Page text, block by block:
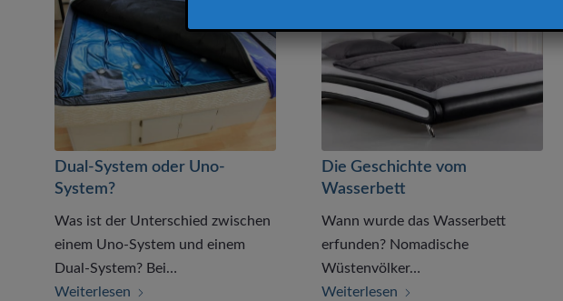
Dual-System oder Uno-
System?
Was ist der Unterschied zwischen
einem Uno-System und einem
Dual-System? Bei…
Weiterlesen
Die Geschichte vom
Wasserbett
Wann wurde das Wasserbett
erfunden? Nomadische
Wüstenvölker…
Weiterlesen